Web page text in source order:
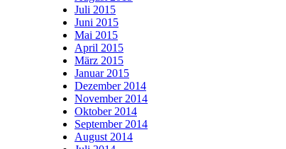
Juli 2015
Juni 2015
Mai 2015
April 2015
März 2015
Januar 2015
Dezember 2014
November 2014
Oktober 2014
September 2014
August 2014